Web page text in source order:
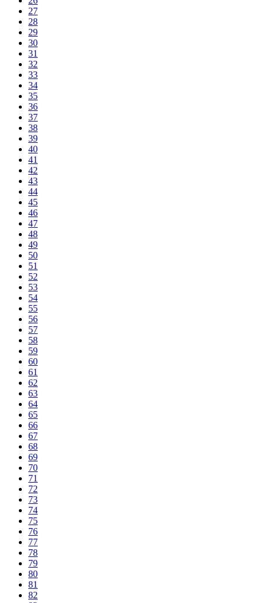
27
28
29
30
31
32
33
34
35
36
37
38
39
40
41
42
43
44
45
46
47
48
49
50
51
52
53
54
55
56
57
58
59
60
61
62
63
64
65
66
67
68
69
70
71
72
73
74
75
76
77
78
79
80
81
82